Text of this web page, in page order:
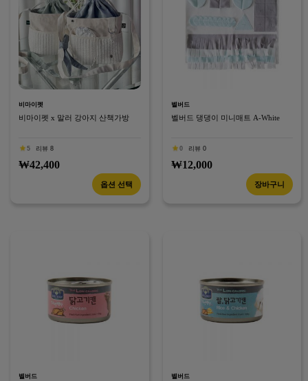
비마이펫
비마이펫 x 말러 강아지 산책가방
5 리뷰 8
₩42,400
옵션 선택
벨버드
벨버드 댕댕이 미니매트 A-White
0 리뷰 0
₩12,000
장바구니
벨버드 벨버드